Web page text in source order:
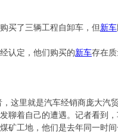
买了三辆工程自卸车，但新车
认定，他们购买的新车存在
里就是汽车经销商庞大汽
着自己的遭遇。记者看到，
工地，他们是去年同一时